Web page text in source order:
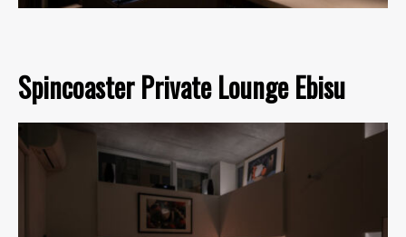
Spincoaster Private Lounge Ebisu